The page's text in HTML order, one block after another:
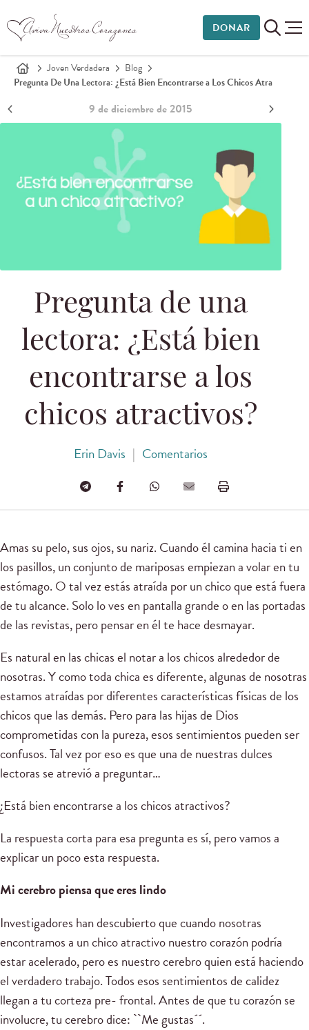
DONAR
Joven Verdadera
Blog
Pregunta De Una Lectora: ¿Está Bien Encontrarse a Los Chicos Atra
9 de diciembre de 2015
Pregunta de una
lectora: ¿Está bien
encontrarse a los
chicos atractivos?
Erin Davis | Comentarios
Amas su pelo, sus ojos, su nariz. Cuando él camina hacia ti en
los pasillos, un conjunto de mariposas empiezan a volar en tu
estómago. O tal vez estás atraída por un chico que está fuera
de tu alcance. Solo lo ves en pantalla grande o en las portadas
de las revistas, pero pensar en él te hace desmayar.
Es natural en las chicas el notar a los chicos alrededor de
nosotras. Y como toda chica es diferente, algunas de nosotras
estamos atraídas por diferentes características físicas de los
chicos que las demás. Pero para las hijas de Dios
comprometidas con la pureza, esos sentimientos pueden ser
confusos. Tal vez por eso es que una de nuestras dulces
lectoras se atrevió a preguntar…
¿Está bien encontrarse a los chicos atractivos?
La respuesta corta para esa pregunta es sí, pero vamos a
explicar un poco esta respuesta.
Mi cerebro piensa que eres lindo
Investigadores han descubierto que cuando nosotras
encontramos a un chico atractivo nuestro corazón podría
estar acelerado, pero es nuestro cerebro quien está haciendo
el verdadero trabajo. Todos esos sentimientos de calidez
llegan a tu corteza pre- frontal. Antes de que tu corazón se
involucre, tu cerebro dice: ``Me gustas´´.